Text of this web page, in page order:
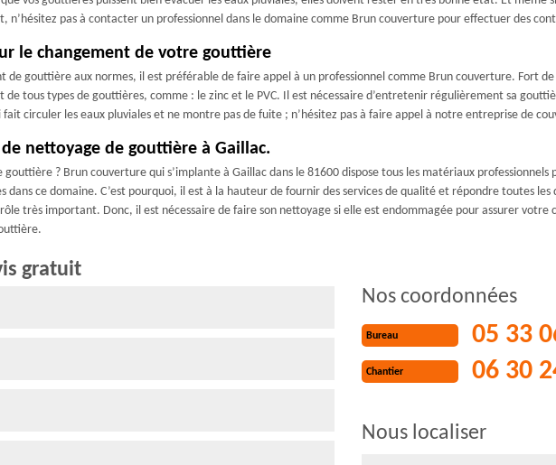
n’hésitez pas à contacter un professionnel dans le domaine comme Brun couverture pour effectuer des
le changement de votre gouttière
de gouttière aux normes, il est préférable de faire appel à un professionnel comme Brun couverture. Fort de
de tous types de gouttières, comme : le zinc et le PVC. Il est nécessaire d’entretenir régulièrement sa
fait circuler les eaux pluviales et ne montre pas de fuite ; n’hésitez pas à faire appel à notre entreprise de
nettoyage de gouttière à Gaillac.
? Brun couverture qui s’implante à Gaillac dans le 81600 dispose tous les matériaux
dans ce domaine. C’est pourquoi, il est à la hauteur de fournir des services de qualité et répondre toutes
très important. Donc, il est nécessaire de faire son nettoyage si elle est endommagée pour assurer
gratuit
Nos coordonnées
Bureau 05 33
Chantier 06 30
Nous localiser